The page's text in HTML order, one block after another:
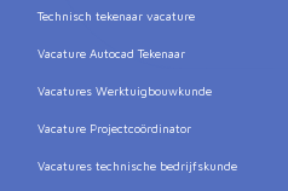
Technisch tekenaar vacature
Vacature Autocad Tekenaar
Vacatures Werktuigbouwkunde
Vacature Projectcoördinator
Vacatures technische bedrijfskunde